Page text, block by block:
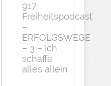
917
Freiheitspodcast
–
ERFOLGSWEGE
– 3 – Ich
schaffe
alles allein